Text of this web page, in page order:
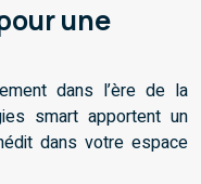
une
dans l’ère de la
smart apportent un
dans votre espace